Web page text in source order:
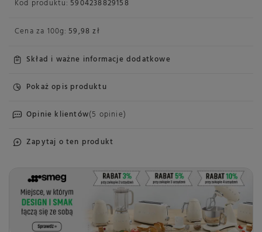
Kod produktu: 5904238829158
Cena za 100g: 59,98 zł
Skład i ważne informacje dodatkowe
Pokaż opis produktu
Opinie klientów(5 opinie)
Zapytaj o ten produkt